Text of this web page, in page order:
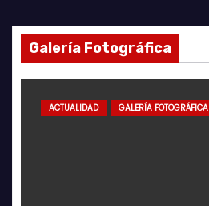
Galería Fotográfica
ACTUALIDAD GALERÍA FOTOGRÁFICA